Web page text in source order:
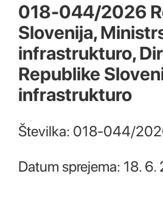
018-044/2026
Slovenija,
infrastrukturo,
Republike
infrastrukturo
Številka: 018-044/
Datum sprejema: 18.